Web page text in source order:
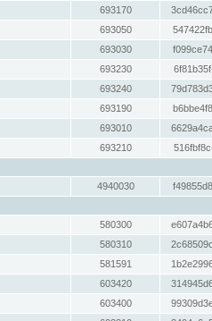
693170
693050
693030
693230
693240
693190
693010
693210
4940030
580300
580310
581591
603420
603400